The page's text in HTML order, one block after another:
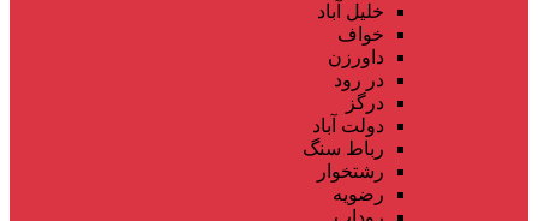
خلیل آباد
خواف
داورزن
در رود
درگز
دولت آباد
رباط سنگ
رشتخوار
رضویه
روداب